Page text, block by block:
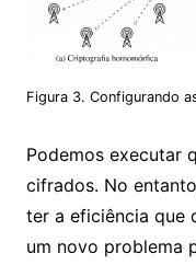
Figura 3. Configurando
Podemos executar
cifrados. No
ter a eficiência que
um novo problema